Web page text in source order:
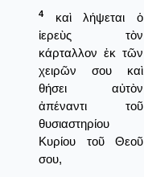
4
καὶ λήψεται ὁ
ἱερεὺς τὸν
κάρταλλον ἐκ τῶν
χειρῶν σου καὶ
θήσει αὐτὸν
ἀπέναντι τοῦ
θυσιαστηρίου
Κυρίου τοῦ Θεοῦ
σου,